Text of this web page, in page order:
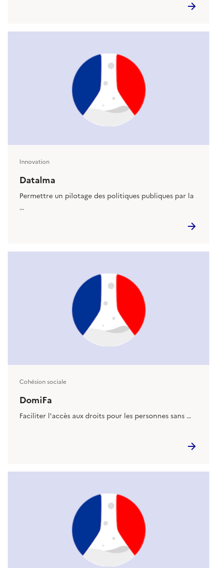
Innovation
Datalma
Permettre un pilotage des politiques publiques par la
…
Cohésion sociale
DomiFa
Faciliter l'accès aux droits pour les personnes sans …